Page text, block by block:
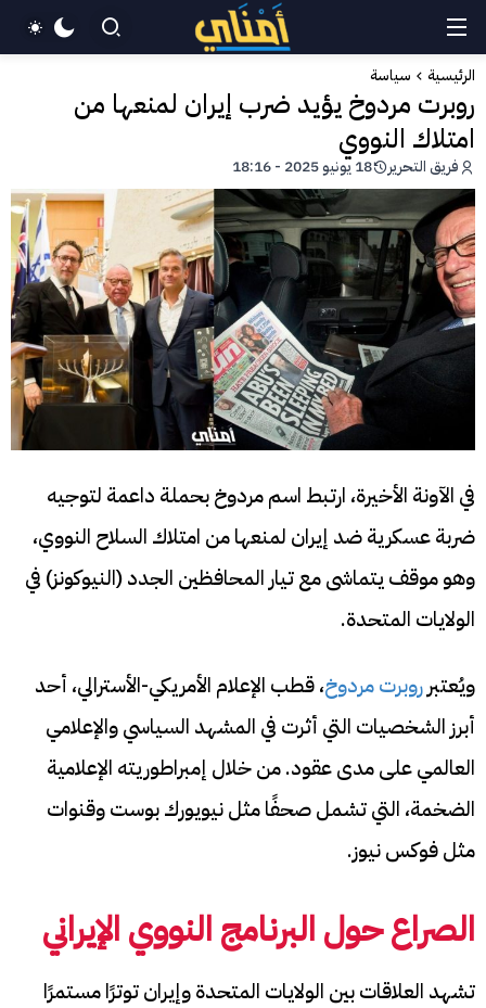
الرئيسية سياسة
روبرت مردوخ يؤيد ضرب إيران لمنعها من
امتلاك النووي
فريق التحرير 18 يونيو 2025 - 18:16
في الآونة الأخيرة، ارتبط اسم مردوخ بحملة داعمة لتوجيه
ضربة عسكرية ضد إيران لمنعها من امتلاك السلاح النووي،
وهو موقف يتماشى مع تيار المحافظين الجدد (النيوكونز) في
الولايات المتحدة.
ويُعتبر روبرت مردوخ، قطب الإعلام الأمريكي-الأسترالي، أحد
أبرز الشخصيات التي أثرت في المشهد السياسي والإعلامي
العالمي على مدى عقود. من خلال إمبراطوريته الإعلامية
الضخمة، التي تشمل صحفًا مثل نيويورك بوست وقنوات
مثل فوكس نيوز.
الصراع حول البرنامج النووي الإيراني
تشهد العلاقات بين الولايات المتحدة وإيران توترًا مستمرًا